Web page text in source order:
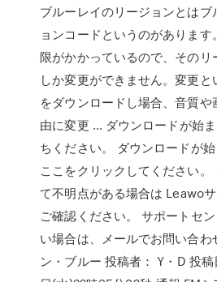
ブルーレイのリージョンとはブ
ョンコードというのがありま
限がかかっているので、その
しか変更ができません。変更
をダウンロードし場合、音質や
由に変更 … ダウンロードが始
ちください。 ダウンロードが始
ここをクリックしてください。
て不明点がある場合は Leawo
ご確認ください。 サポートセ
い場合は、メールでお問い合わ
ン・ブルー 投稿者： Y・D 投